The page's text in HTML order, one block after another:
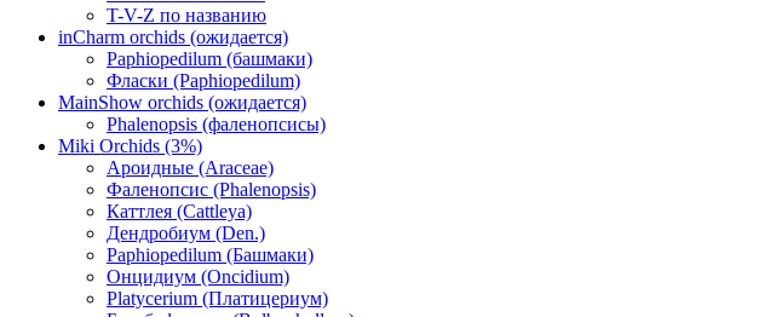
T-V-Z по названию
inCharm orchids (ожидается)
Paphiopedilum (башмаки)
Фласки (Paphiopedilum)
MainShow orchids (ожидается)
Phalenopsis (фаленопсисы)
Miki Orchids (3%)
Ароидные (Araceae)
Фаленопсис (Phalenopsis)
Каттлея (Cattleya)
Дендробиум (Den.)
Paphiopedilum (Башмаки)
Онцидиум (Oncidium)
Platycerium (Платицериум)